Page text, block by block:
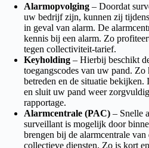
Alarmopvolging – Doordat
uw bedrijf zijn, kunnen zij
in geval van alarm. De
kennis bij een alarm. Zo
tegen collectiviteit-tarief.
Keyholding – Hierbij beschikt
toegangscodes van uw pand.
betreden en de situatie
en sluit uw pand weer
rapportage.
Alarmcentrale (PAC) – Snelle
surveillant is mogelijk door
brengen bij de alarmcentrale
collectieve diensten. Zo is kort